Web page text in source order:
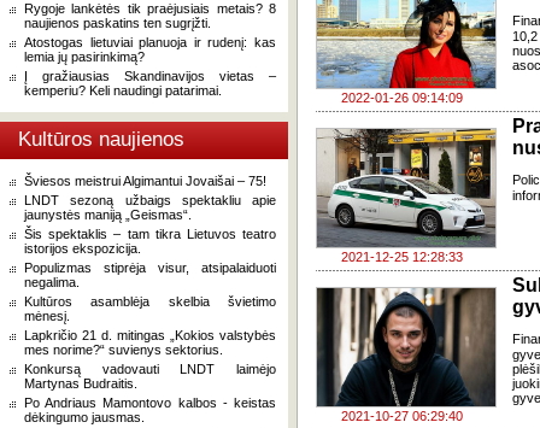
Rygoje lankėtės tik praėjusiais metais? 8
naujienos paskatins ten sugrįžti.
Atostogas lietuviai planuoja ir rudenį: kas
lemia jų pasirinkimą?
Į gražiausias Skandinavijos vietas –
kemperiu? Keli naudingi patarimai.
Kultūros naujienos
Šviesos meistrui Algimantui Jovaišai – 75!
LNDT sezoną užbaigs spektakliu apie
jaunystės maniją „Geismas“.
Šis spektaklis – tam tikra Lietuvos teatro
istorijos ekspozicija.
Populizmas stiprėja visur, atsipalaiduoti
negalima.
Kultūros asamblėja skelbia švietimo
mėnesį.
Lapkričio 21 d. mitingas „Kokios valstybės
mes norime?“ suvienys sektorius.
Konkursą vadovauti LNDT laimėjo
Martynas Budraitis.
Po Andriaus Mamontovo kalbos - keistas
dėkingumo jausmas.
2022-01-26 09:14:09
2021-12-25 12:28:33
2021-10-27 06:29:40